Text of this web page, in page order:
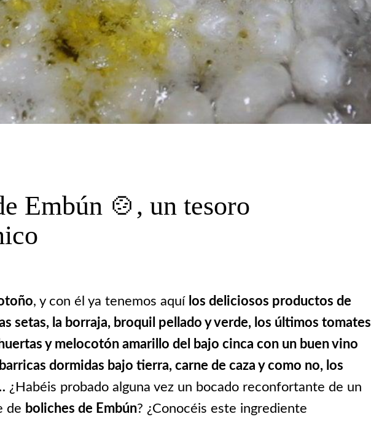
Embún 🍲, un tesoro
, y con él ya tenemos aquí los deliciosos productos de
setas, la borraja, broquil pellado y verde, los últimos tomates
y melocotón amarillo del bajo cinca con un buen vino
dormidas bajo tierra, carne de caza y como no, los
¿Habéis probado alguna vez un bocado reconfortante de un
de boliches de Embún? ¿Conocéis este ingrediente